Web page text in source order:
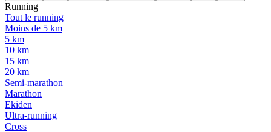
Running
Tout le running
Moins de 5 km
5 km
10 km
15 km
20 km
Semi-marathon
Marathon
Ekiden
Ultra-running
Cross